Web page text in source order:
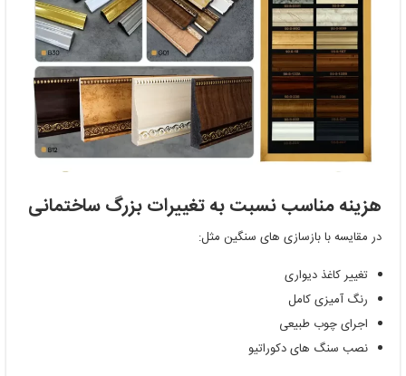
هزینه مناسب نسبت به تغییرات بزرگ ساختمانی
در مقایسه با بازسازی ‌های سنگین مثل:
تغییر کاغذ دیواری
رنگ آمیزی کامل
اجرای چوب طبیعی
نصب سنگ ‌های دکوراتیو